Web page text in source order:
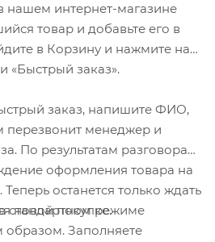
нашем интернет-магазине
товар и добавьте его в
в Корзину и нажмите на
«Быстрый заказ».
заказ, напишите ФИО,
перезвонит менеджер и
По результатам разговора
оформления товара на
останется только ждать
новой покупке.
стандартном режиме
Заполняете